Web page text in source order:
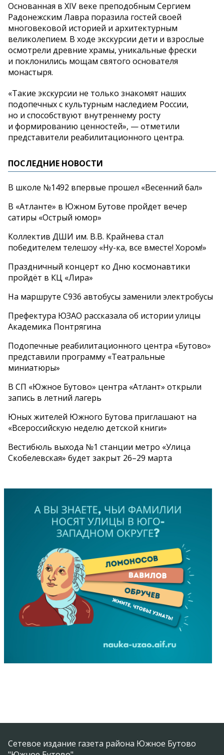
Основанная в XIV веке преподобным Сергием
Радонежским Лавра поразила гостей своей
многовековой историей и архитектурным
великолепием. В ходе экскурсии дети и взрослые
осмотрели древние храмы, уникальные фрески
и поклонились мощам святого основателя
монастыря.
«Такие экскурсии не только знакомят наших
подопечных с культурным наследием России,
но и способствуют внутреннему росту
и формированию ценностей», —отметили
представители реабилитационного центра.
ПОСЛЕДНИЕ НОВОСТИ
В школе №1492 впервые прошел «Весенний бал»
В «Атланте» в Южном Бутове пройдет вечер
сатиры «Острый юмор»
Коллектив ДШИ им. В.В. Крайнева стал
победителем телешоу «Ну-ка, все вместе! Хором!»
Праздничный концерт ко Дню космонавтики
пройдёт в КЦ «Лира»
На маршруте С936 автобусы заменили электробусы
Префектура ЮЗАО рассказала об истории улицы
Академика Понтрягина
Подопечные реабилитационного центра «Бутово»
представили программу «Театральные
миниатюры»
В СП «Южное Бутово» центра «Атлант» открыли
запись в летний лагерь
Юных жителей Южного Бутова приглашают на
«Всероссийскую неделю детской книги»
Вестибюль выхода №1 станции метро «Улица
Скобелевская» будет закрыт 26–29 марта
Сетевое издание газета района Южное Бутово